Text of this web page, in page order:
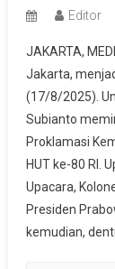
Editor
JAKARTA,
Jakarta,
(17/8/2025).
Subianto
Proklamasi
HUT ke-80 RI.
Upacara,
Presiden
kemudian,